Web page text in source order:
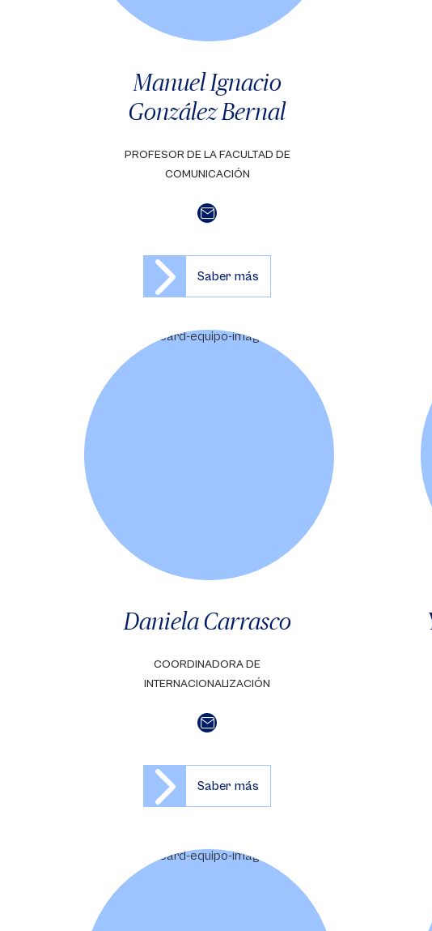
Manuel Ignacio
González Bernal
PROFESOR DE LA FACULTAD DE
COMUNICACIÓN
Saber más
Daniela Carrasco
COORDINADORA DE
INTERNACIONALIZACIÓN
Saber más